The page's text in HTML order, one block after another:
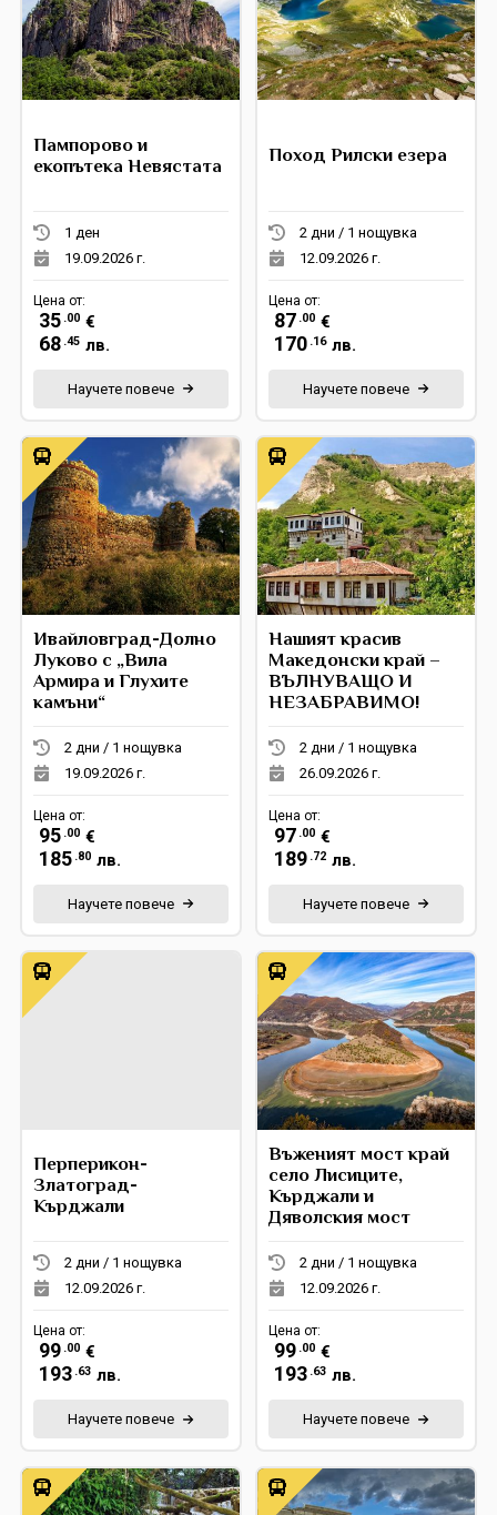
Пампорово и
екопътека Невястата
1 ден
19.09.2026 г.
Цена от:
35 .00 €
68 .45 лв.
Научете повече
Поход Рилски езера
2 дни / 1 нощувка
12.09.2026 г.
Цена от:
87 .00 €
170 .16 лв.
Научете повече
Ивайловград-Долно
Луково с „Вила
Армира и Глухите
камъни“
2 дни / 1 нощувка
19.09.2026 г.
Цена от:
95 .00 €
185 .80 лв.
Научете повече
Нашият красив
Македонски край –
ВЪЛНУВАЩО И
НЕЗАБРАВИМО!
2 дни / 1 нощувка
26.09.2026 г.
Цена от:
97 .00 €
189 .72 лв.
Научете повече
Перперикон-
Златоград-
Кърджали
2 дни / 1 нощувка
12.09.2026 г.
Цена от:
99 .00 €
193 .63 лв.
Научете повече
Въженият мост край
село Лисиците,
Кърджали и
Дяволския мост
2 дни / 1 нощувка
12.09.2026 г.
Цена от:
99 .00 €
193 .63 лв.
Научете повече